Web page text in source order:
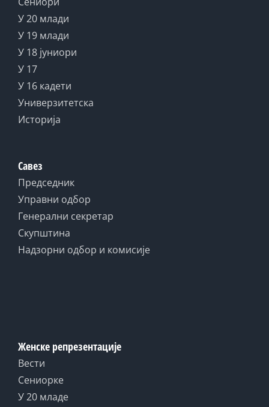
У 20 млади
У 19 млади
У 18 јуниори
У 17
У 16 кадети
Универзитетска
Историја
Савез
Председник
Управни одбор
Генерални секретар
Скупштина
Надзорни одбор и комисије
Женске репрезентације
Вести
Сениорке
У 20 младе